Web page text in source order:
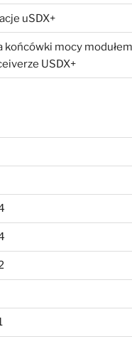
uSDX+
końcówki mocy
USDX+